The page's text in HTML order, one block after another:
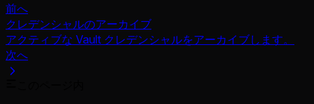
前へ
クレデンシャルのアーカイブ
アクティブな Vault クレデンシャルをアーカイブします。
次へ